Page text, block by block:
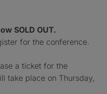
SOLD OUT.
for the conference.
a ticket for the
take place on Thursday,